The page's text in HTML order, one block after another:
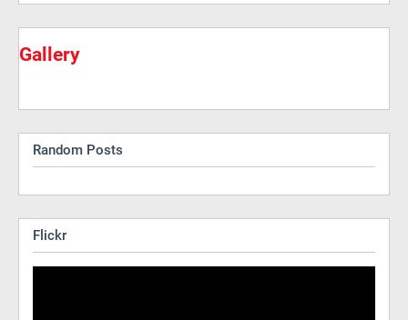
Gallery
Random Posts
Flickr